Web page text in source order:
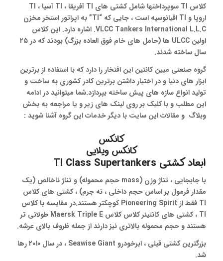
کلاس TI سوپرداختها شامل کشتی های TI آفریقا ، TI آسیا ، TI
اروپا و TI اقیانوسیه است ، جایی که “TI” به اپراتور استخر مخزن
VLCC Tankers International L.L.C. اشاره دارد. این کلاس
اولین ULCC ها (حامل های خام فوق العاده بزرگ) بودند که در ۲۵
سال ساخته شدند.
گروه صنعتی مبین کانتین این افتخار را دارد که با استفاده از برترین
ابزار های دنیا و در اختیار داشتن برترین کادر کشوری به ساخت و
تولید انواع سازه های پیش ساخته بپردازد.شما میتوانید در ادامه
این مطلب و با کلیک بر روی لینک های زیر و یا مراجعه به بخش
وبلاگ و مقالات این سایت با دیگر خدمات این گروه آشنا شوید :
کانکس
کانکس ویلایی
ابعاد کشتی TI Class Supertankers
با جابجایی ، تناژ وزن (mass حجم محموله) و تناژ ناخالص (یک
مقدار فرمول بر اساس حجم داخلی ، نه جرم) ، کشتی های کلاس
TI فقط از Pioneering Spirit کوچکتر هستند.در مقایسه با کلاس
TI ، کشتی های کانتینر کلاس کلاس Maersk Triple E طولانی تر
هستند و حجم محموله بالاتری نیز دارند از جمله ظروف بالای عرشه.
بزرگترین کشتی قبلی ، ابرخودرو Seawise Giant ، در سال ۲۰۱۰ رها
شد.